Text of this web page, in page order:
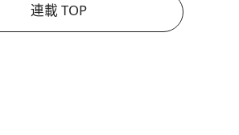
連載 TOP